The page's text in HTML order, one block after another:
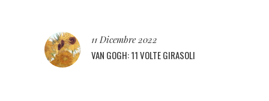
11 Dicembre 2022
VAN GOGH: 11 VOLTE GIRASOLI